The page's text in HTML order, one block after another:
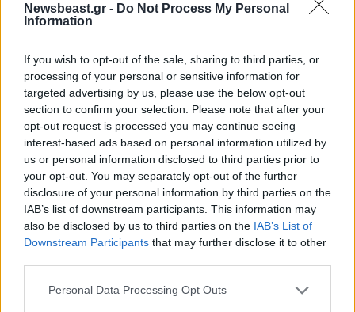
Newsbeast.gr - Do Not Process My Personal
Information
If you wish to opt-out of the sale, sharing to third parties, or
processing of your personal or sensitive information for
targeted advertising by us, please use the below opt-out
section to confirm your selection. Please note that after your
opt-out request is processed you may continue seeing
interest-based ads based on personal information utilized by
us or personal information disclosed to third parties prior to
your opt-out. You may separately opt-out of the further
disclosure of your personal information by third parties on the
IAB’s list of downstream participants. This information may
also be disclosed by us to third parties on the IAB’s List of
Downstream Participants that may further disclose it to other
Please note that this website/app uses one or more Google
Personal Data Processing Opt Outs
Τζακ 20·05·2026 20:37
Δηλαδή, για σκέψου, μπορεί ο άλλος στο δρόμο πού